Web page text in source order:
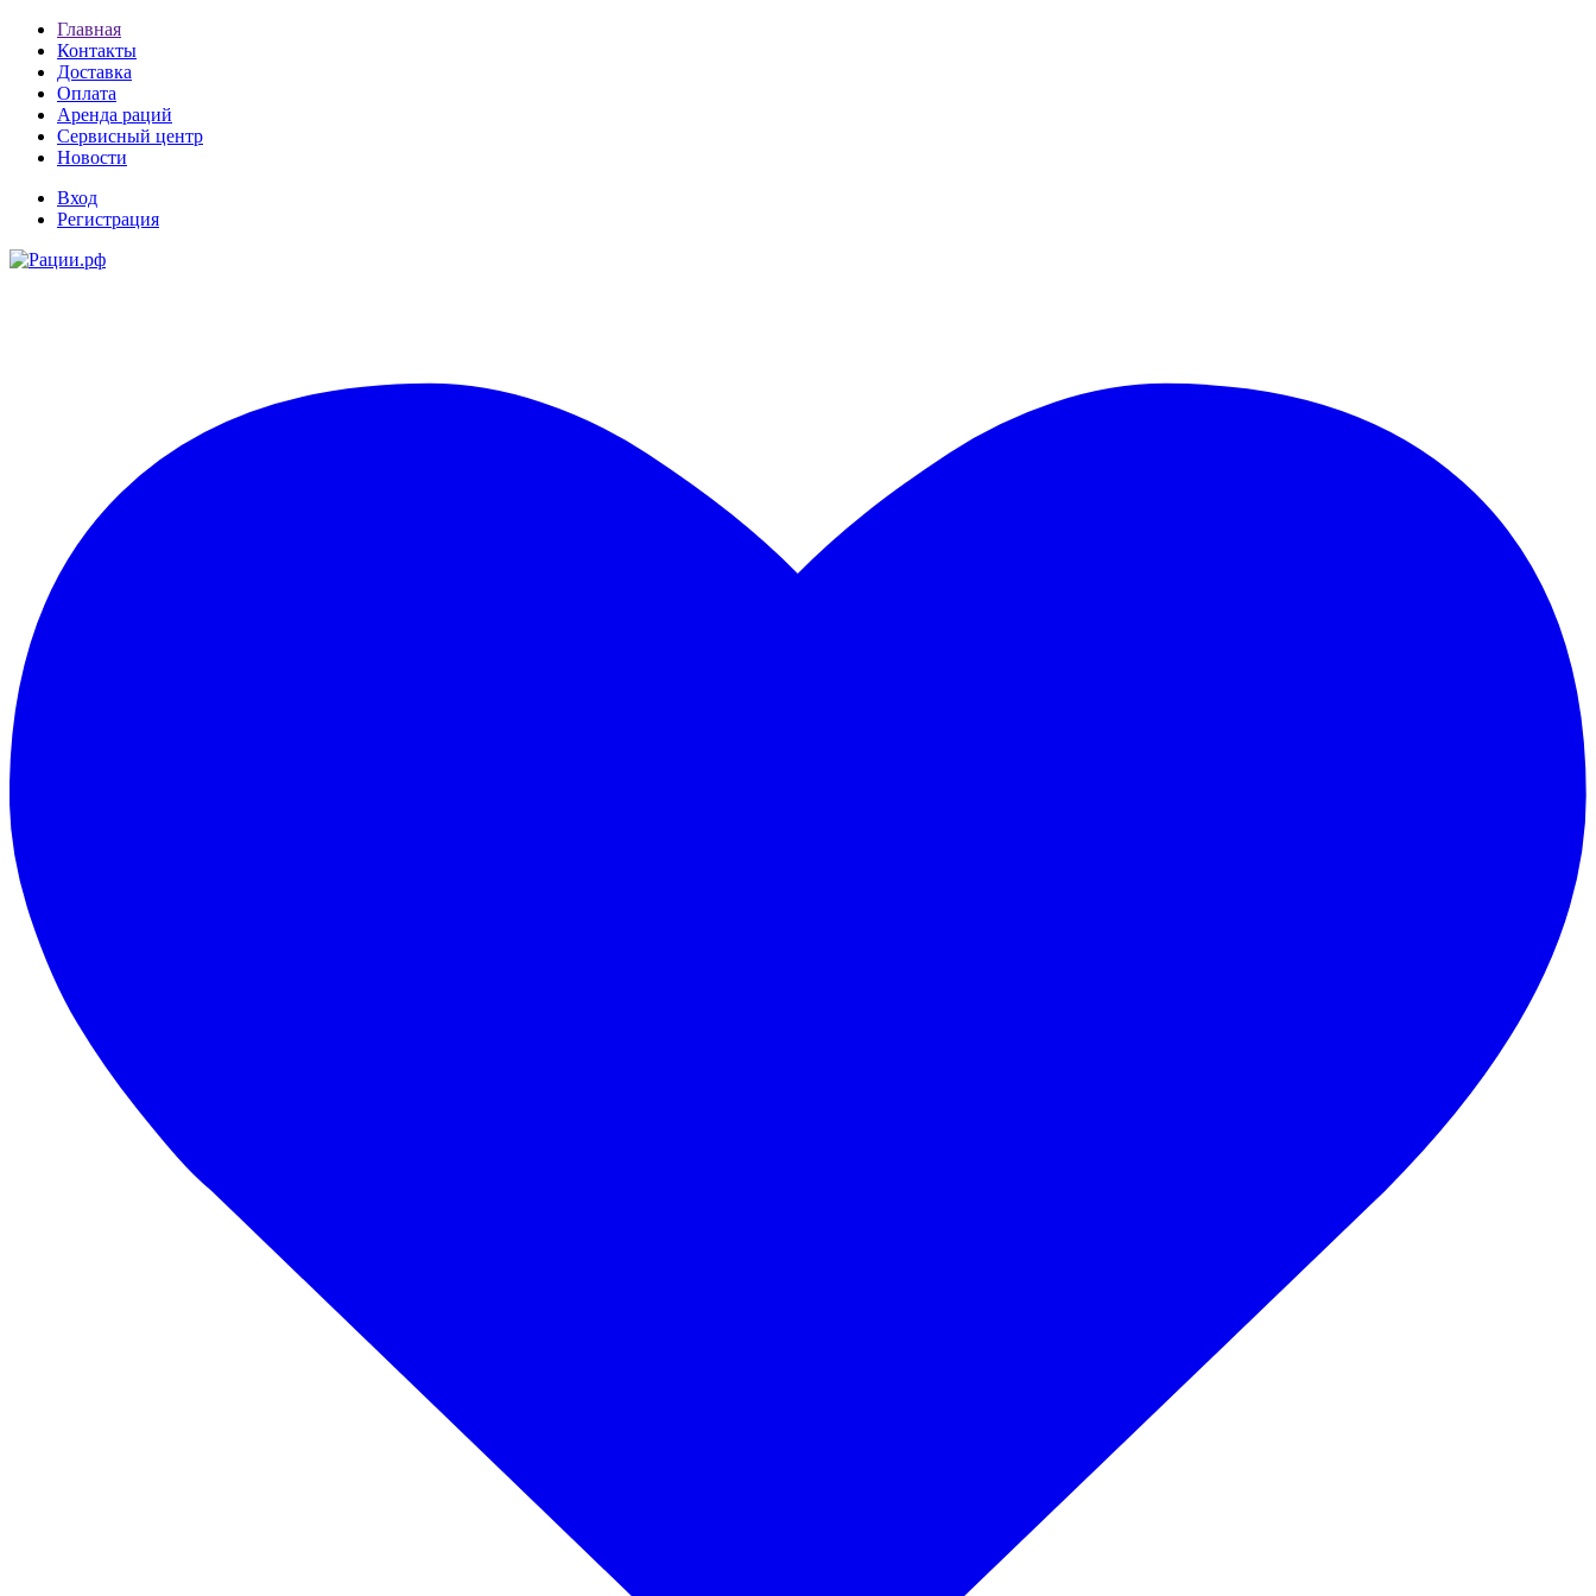
Главная
Контакты
Доставка
Оплата
Аренда раций
Сервисный центр
Новости
Вход
Регистрация